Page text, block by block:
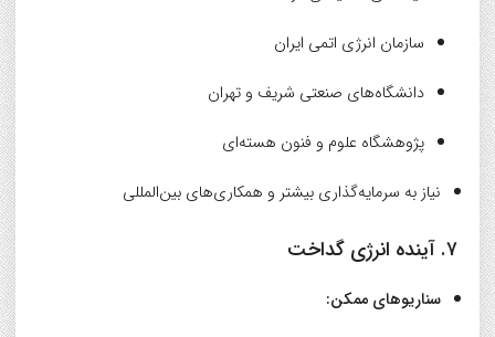
سازمان انرژی اتمی ایران
دانشگاه‌های صنعتی شریف و تهران
پژوهشگاه علوم و فنون هسته‌ای
نیاز به سرمایه‌گذاری بیشتر و همکاری‌های بین‌المللی
۷. آینده انرژی گداخت
سناریوهای ممکن: